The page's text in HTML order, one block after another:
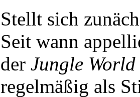
Stellt sich
Seit wann
der Jungle World
regelmäßig als